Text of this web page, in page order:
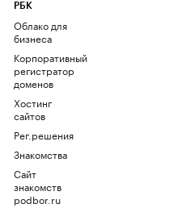
РБК
Облако для
бизнеса
Корпоративный
регистратор
доменов
Хостинг
сайтов
Рег.решения
Знакомства
Сайт
знакомств
podbor.ru